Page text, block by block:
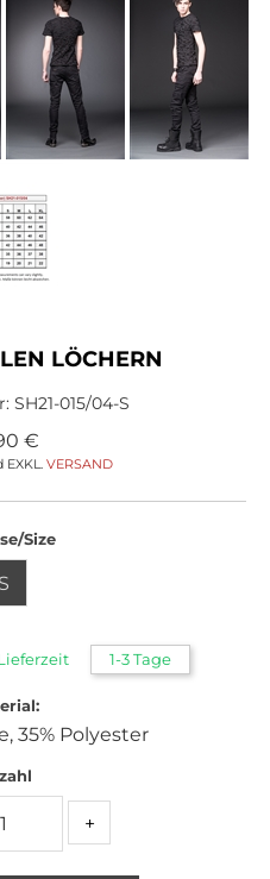
LÖCHERN
SH21-015/04-S
€
VERSAND
Size
S
1-3 Tage
35% Polyester
+